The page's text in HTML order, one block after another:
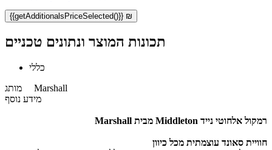
{{getAdditionalsPriceSelected()}} ₪
תכונות המוצר ונתונים טכניים
כללי
מותג Marshall
מידע נוסף
רמקול אלחוטי נייד Middleton מבית Marshall
חוויית סאונד עוצמתית מכל כיוון